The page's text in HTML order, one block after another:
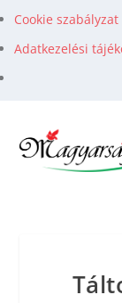
Cookie szabályzat
Adatkezelési